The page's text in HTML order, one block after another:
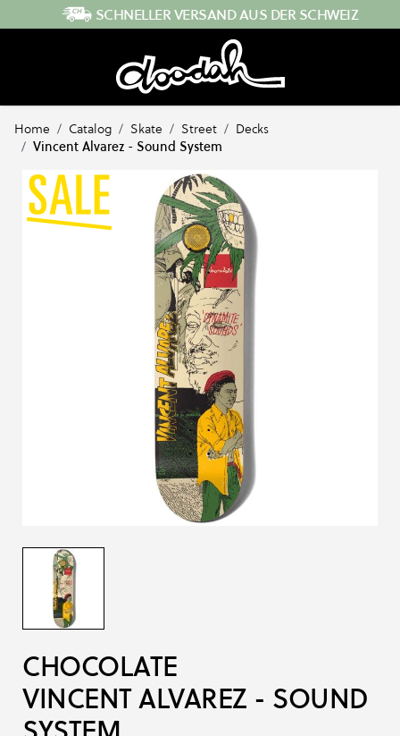
Direkt zum InhaltSCHNELLER VERSAND AUS DER SCHWEIZ
Home / Catalog / Skate / Street / Decks
/ Vincent Alvarez - Sound System
CHOCOLATE
VINCENT ALVAREZ - SOUND